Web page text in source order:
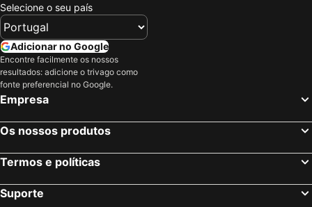
Selecione o seu país
Adicionar no Google
Encontre facilmente os nossos
resultados: adicione o trivago como
fonte preferencial no Google.
Empresa
Os nossos produtos
Termos e políticas
Suporte